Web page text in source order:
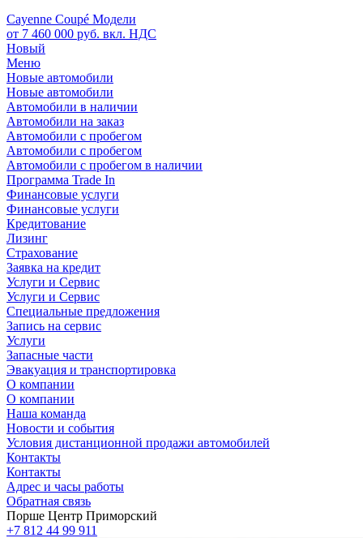
Cayenne Coupé Модели
от 7 460 000 руб. вкл. НДС
Новый
Меню
Новые автомобили
Новые автомобили
Автомобили в наличии
Автомобили на заказ
Автомобили с пробегом
Автомобили с пробегом
Автомобили с пробегом в наличии
Программа Trade In
Финансовые услуги
Финансовые услуги
Кредитование
Лизинг
Страхование
Заявка на кредит
Услуги и Сервис
Услуги и Сервис
Специальные предложения
Запись на сервис
Услуги
Запасные части
Эвакуация и транспортировка
О компании
О компании
Наша команда
Новости и события
Условия дистанционной продажи автомобилей
Контакты
Контакты
Адрес и часы работы
Обратная связь
Порше Центр Приморский
+7 812 44 99 911